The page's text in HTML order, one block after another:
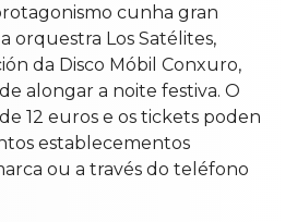
cunha gran
orquestra Los Satélites,
da Disco Móbil Conxuro,
alongar a noite festiva. O
12 euros e os tickets poden
establecementos
ou a través do teléfono